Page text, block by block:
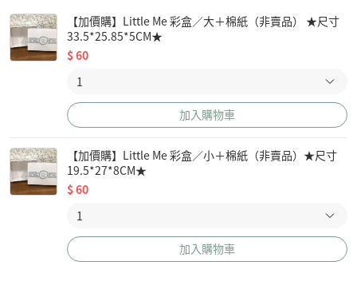
【加價購】Little Me 彩盒／大＋棉紙（非賣品） ★尺寸
33.5*25.85*5CM★
$60
加入購物車
【加價購】Little Me 彩盒／小＋棉紙（非賣品）★尺寸
19.5*27*8CM★
$60
加入購物車